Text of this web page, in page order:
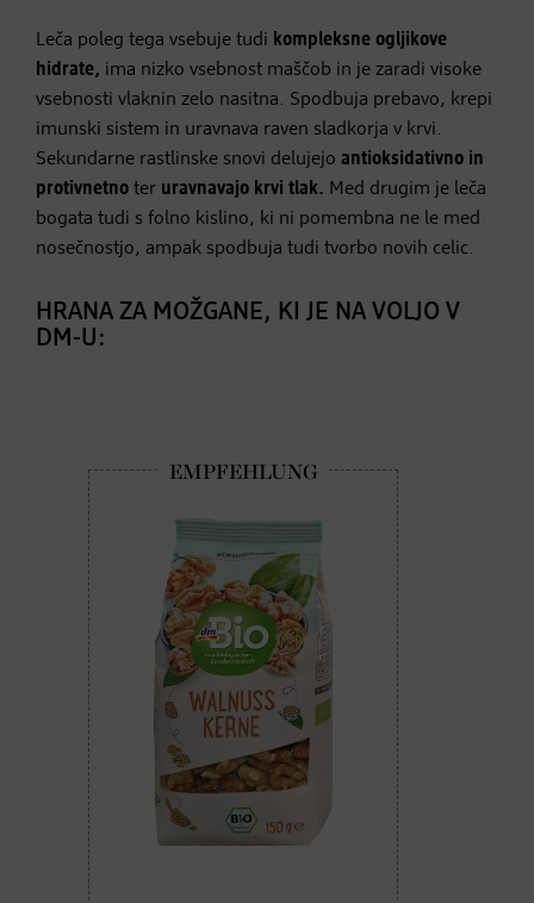
Leča poleg tega vsebuje tudi kompleksne ogljikove
hidrate, ima nizko vsebnost maščob in je zaradi visoke
vsebnosti vlaknin zelo nasitna. Spodbuja prebavo, krepi
imunski sistem in uravnava raven sladkorja v krvi.
Sekundarne rastlinske snovi delujejo antioksidativno in
protivnetno ter uravnavajo krvi tlak. Med drugim je leča
bogata tudi s folno kislino, ki ni pomembna ne le med
nosečnostjo, ampak spodbuja tudi tvorbo novih celic.
HRANA ZA MOŽGANE, KI JE NA VOLJO V
DM-U: